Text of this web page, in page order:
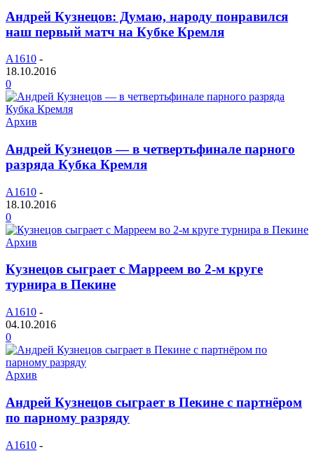
Андрей Кузнецов: Думаю, народу понравился
наш первый матч на Кубке Кремля
A1610 -
18.10.2016
0
Архив
Андрей Кузнецов — в четвертьфинале парного
разряда Кубка Кремля
A1610 -
18.10.2016
0
Архив
Кузнецов сыграет с Марреем во 2-м круге
турнира в Пекине
A1610 -
04.10.2016
0
Архив
Андрей Кузнецов сыграет в Пекине с партнёром
по парному разряду
A1610 -